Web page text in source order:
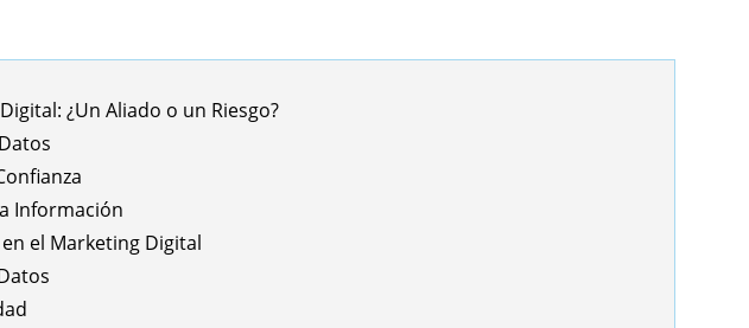
¿Un Aliado o un Riesgo?
Información
el Marketing Digital